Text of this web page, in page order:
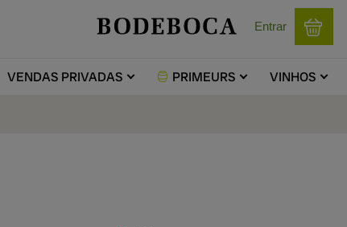
Entrar
VENDASPRIVADAS PRIMEURS VINHOS